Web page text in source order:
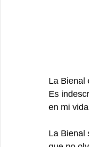
La Bienal
Es
en mi
La Bienal